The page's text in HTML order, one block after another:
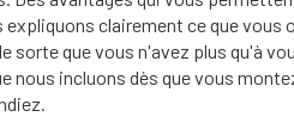
clairement ce que vous
que vous n'avez plus qu'à
incluons dès que vous